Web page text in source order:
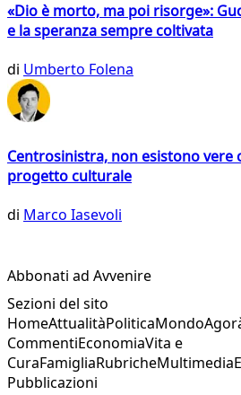
«Dio è morto, ma poi risorge»:
e la speranza sempre coltivata
di Umberto Folena
Centrosinistra, non esistono vere
progetto culturale
di Marco Iasevoli
Abbonati ad Avvenire
Sezioni del sito
HomeAttualitàPoliticaMondo
CommentiEconomiaVita e
CuraFamigliaRubricheMultimedia
Pubblicazioni